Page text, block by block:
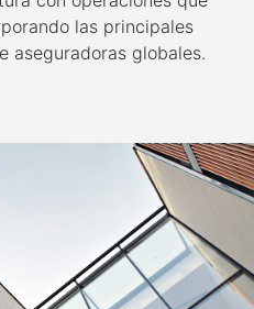
las principales
aseguradoras globales.